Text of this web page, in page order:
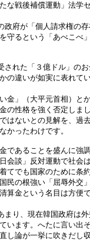
な戦後補償運動」法学
府が「個人請求権の
守るという「あべこべ
れた「３億ドル」の
の違いが如実に表れて
」（大平元首相）と
の性格を強く否定しま
はないとの見解を、過
かったわけです。
あることを盛んに強
会談」反対運動で社会
てでも国家のために条
民の根強い「屈辱外交
算金という名目は方便
り、現在韓国政府は
います。へたに言い出
し論が一挙に吹きだし